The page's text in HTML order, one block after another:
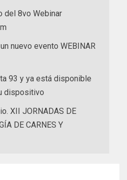
del 8vo Webinar
nuevo evento WEBINAR
93 y ya está disponible
dispositivo
XII JORNADAS DE
DE CARNES Y